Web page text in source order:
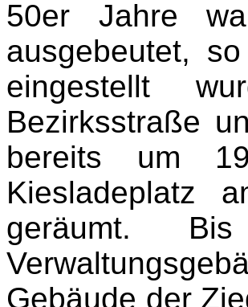
50er Jahre
ausgebeutet,
eingestellt
Bezirksstraße
bereits um
Kiesladeplatz
geräumt.
Gebäude der